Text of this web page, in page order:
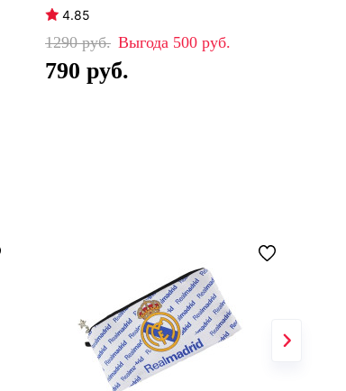
4.85
1290 500
790